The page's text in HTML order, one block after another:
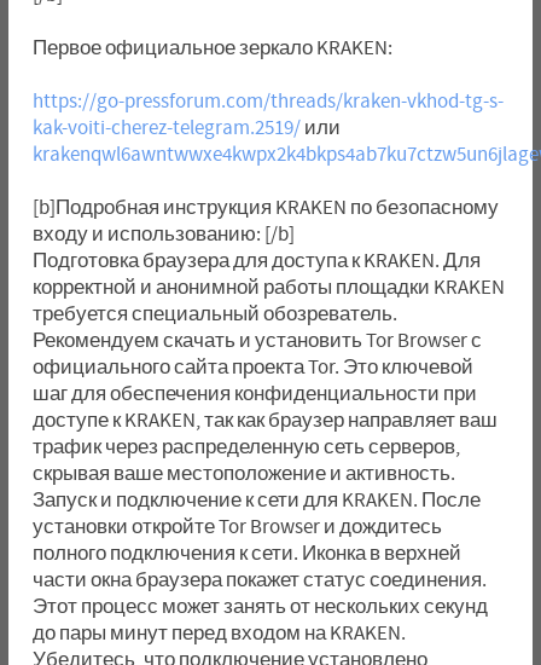
Первое официальное зеркало KRAKEN:
https://go-pressforum.com/threads/kraken-vkhod-tg-s-
kak-voiti-cherez-telegram.2519/или
[b]Подробная инструкция KRAKEN по безопасному
входу и использованию: [/b]
Подготовка браузера для доступа к KRAKEN. Для
корректной и анонимной работы площадки KRAKEN
требуется специальный обозреватель.
Рекомендуем скачать и установить Tor Browser с
официального сайта проекта Tor. Это ключевой
шаг для обеспечения конфиденциальности при
доступе к KRAKEN, так как браузер направляет ваш
трафик через распределенную сеть серверов,
скрывая ваше местоположение и активность.
Запуск и подключение к сети для KRAKEN. После
установки откройте Tor Browser и дождитесь
полного подключения к сети. Иконка в верхней
части окна браузера покажет статус соединения.
Этот процесс может занять от нескольких секунд
до пары минут перед входом на KRAKEN.
Убедитесь, что подключение установлено